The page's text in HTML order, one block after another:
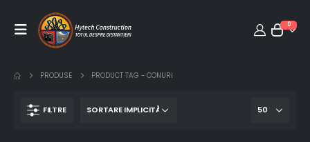
0
PRODUSE PRODUCT TAG - CONURI
FILTRE